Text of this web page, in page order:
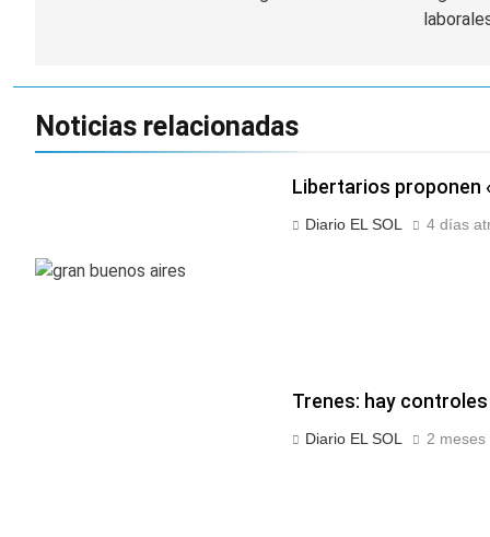
Noticias relacionadas
Libertarios proponen
Diario EL SOL 4 días
Trenes: hay
Diario EL SOL 2 meses